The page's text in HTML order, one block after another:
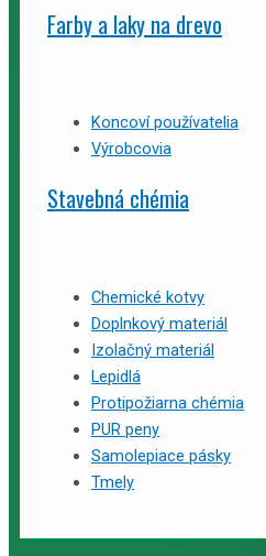
Farby a laky na drevo
Koncoví používatelia
Výrobcovia
Stavebná chémia
Chemické kotvy
Doplnkový materiál
Izolačný materiál
Lepidlá
Protipožiarna chémia
PUR peny
Samolepiace pásky
Tmely